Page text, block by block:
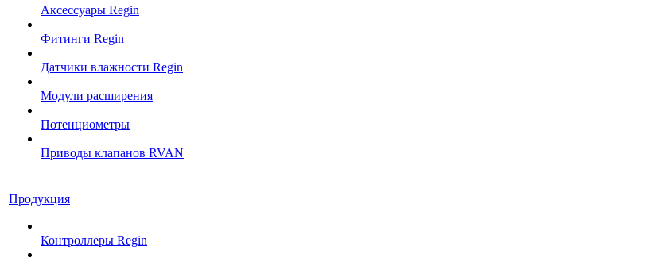
Аксессуары Regin
Фитинги Regin
Датчики влажности Regin
Модули расширения
Потенциометры
Приводы клапанов RVAN
Продукция
Контроллеры Regin